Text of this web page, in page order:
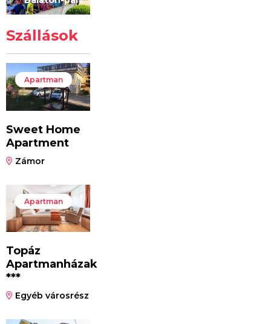
Szállások
Apartman
Sweet Home
Apartment
Zámor
Apartman
Topáz
Apartmanházak
***
Egyéb városrész